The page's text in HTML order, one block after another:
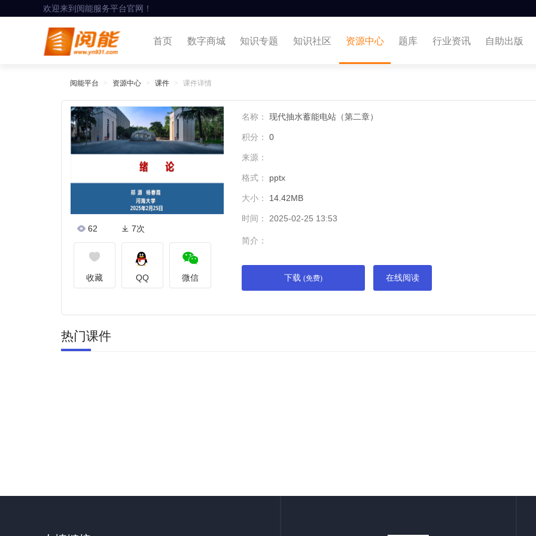
欢迎来到阅能服务平台官网！
首页 数字商城 知识专题 知识社区 资源中心 题库 行业资讯 自助出版
阅能平台 资源中心 课件 课件详情
62 7次
收藏 QQ 微信
名称： 现代抽水蓄能电站（第二章）
积分： 0
来源：
格式： pptx
大小： 14.42MB
时间： 2025-02-25 13:53
简介：
下载 (免费) 在线阅读
热门课件